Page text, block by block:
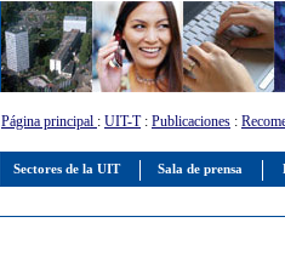
Sectores de la UIT Sala de prensa
Página principal : UIT-T: Publicaciones :